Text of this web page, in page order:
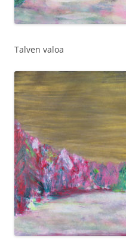
Talven valoa